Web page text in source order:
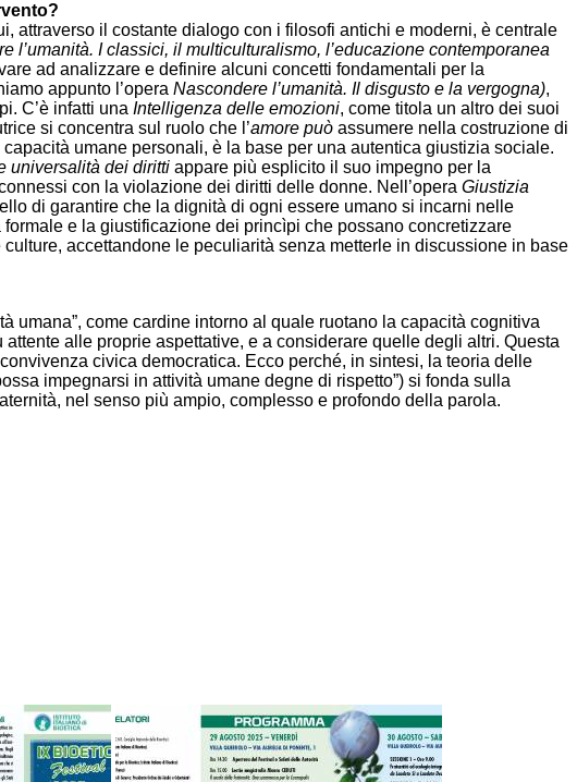
attraverso il costante dialogo con i filosofi antichi e moderni, è centrale
l’umanità. I classici, il multiculturalismo, l’educazione contemporanea
ad analizzare e definire alcuni concetti fondamentali per la
appunto l’opera Nascondere l’umanità. Il disgusto e la vergogna),
C’è infatti una Intelligenza delle emozioni, come titola un altro dei suoi
si concentra sul ruolo che l’amore può assumere nella costruzione di
capacità umane personali, è la base per una autentica giustizia sociale.
universalità dei diritti appare più esplicito il suo impegno per la
con la violazione dei diritti delle donne. Nell’opera Giustizia
di garantire che la dignità di ogni essere umano si incarni nelle
e la giustificazione dei princìpi che possano concretizzare
accettandone le peculiarità senza metterle in discussione in base
umana”, come cardine intorno al quale ruotano la capacità cognitiva
alle proprie aspettative, e a considerare quelle degli altri. Questa
civica democratica. Ecco perché, in sintesi, la teoria delle
impegnarsi in attività umane degne di rispetto”) si fonda sulla
nel senso più ampio, complesso e profondo della parola.